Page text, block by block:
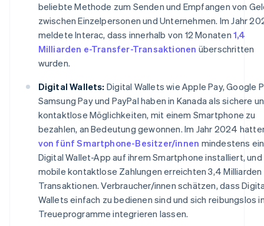
beliebte Methode zum Senden und Empfangen von
zwischen Einzelpersonen und Unternehmen. Im Jahr
meldete Interac, dass innerhalb von 12 Monaten 1,4
Milliarden e-Transfer-Transaktionen überschritten
wurden.
Digital Wallets: Digital Wallets wie Apple Pay, Google
Samsung Pay und PayPal haben in Kanada als sichere
kontaktlose Möglichkeiten, mit einem Smartphone zu
bezahlen, an Bedeutung gewonnen. Im Jahr 2024
von fünf Smartphone-Besitzer/innen mindestens
Digital Wallet-App auf ihrem Smartphone installiert, und
mobile kontaktlose Zahlungen erreichten 3,4 Milliarden
Transaktionen. Verbraucher/innen schätzen, dass
Wallets einfach zu bedienen sind und sich reibungslos
Treueprogramme integrieren lassen.